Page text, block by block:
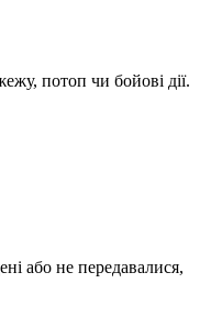
потоп чи бойові дії.
або не передавалися,